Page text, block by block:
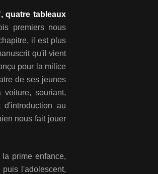
quatre tableaux
premiers nous
il est plus
qu'il vient
pour la milice
de ses jeunes
souriant,
au
nous fait jouer
prime enfance,
l'adolescent,